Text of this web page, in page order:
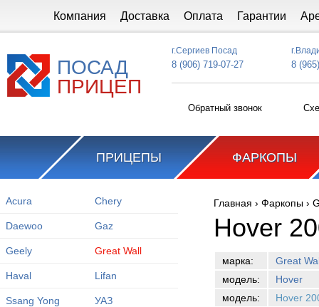
Компания Доставка Оплата Гарантии
ПОСАД
ПРИЦЕП
г.Сергиев Посад
8 (906) 719-07-27 8
Обратный звонок
ПРИЦЕПЫ ФАРКОПЫ
Acura Chery
Daewoo Gaz
Geely Great Wall
Haval Lifan
Ssang Yong УАЗ
Вы здесь
Главная › Фаркопы ›
Hover
марка:
Great
модель:
Hover
модель:
Hover